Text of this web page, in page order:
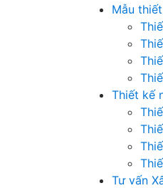
Mẫu
Thiết kế
Tư vấn